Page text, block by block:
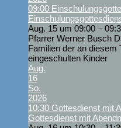
09:00
Aug. 15 um 09:00 –
Pfarrer Werner Busch
Familien der an diesem
eingeschulten Kinder
Aug.
16
So.
2026
10:30 Gottesdienst mit
Gottesdienst mit